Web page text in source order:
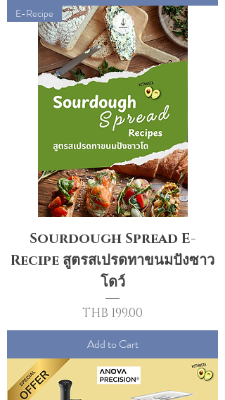
E-Recipe
Sourdough Spread E-
Recipe สูตรสเปรดทาขนมปังซาว
โดว์
Price
THB 199.00
Add to Cart